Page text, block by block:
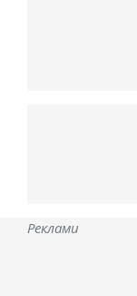
Реклами